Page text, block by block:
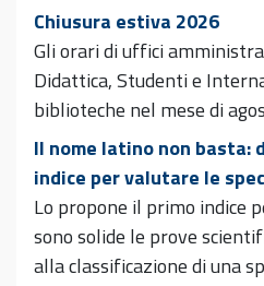
Chiusura estiva 2026
Gli orari di uffici
Didattica, Studenti e
biblioteche nel mese di
Il nome latino non basta:
indice per valutare le
Lo propone il primo indice
sono solide le prove
alla classificazione di una